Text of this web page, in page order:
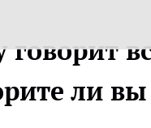
говорит
ли вы